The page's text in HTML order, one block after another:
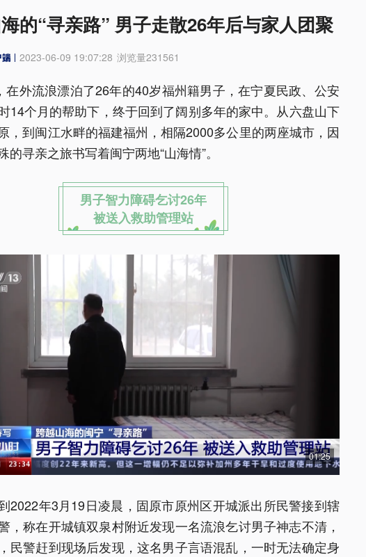
的“寻亲路” 男子走散26年后与家人团聚
2023-06-09 19:07:28 浏览量231561
在外流浪漂泊了26年的40岁福州籍男子，在宁夏民政、公安
14个月的帮助下，终于回到了阔别多年的家中。从六盘山下
，到闽江水畔的福建福州，相隔2000多公里的两座城市，因
的寻亲之旅书写着闽宁两地“山海情”。
男子智力障碍乞讨26年
被送入救助管理站
01:25
2022年3月19日凌晨，固原市原州区开城派出所民警接到辖
，称在开城镇双泉村附近发现一名流浪乞讨男子神志不清，
民警赶到现场后发现，这名男子言语混乱，一时无法确定身